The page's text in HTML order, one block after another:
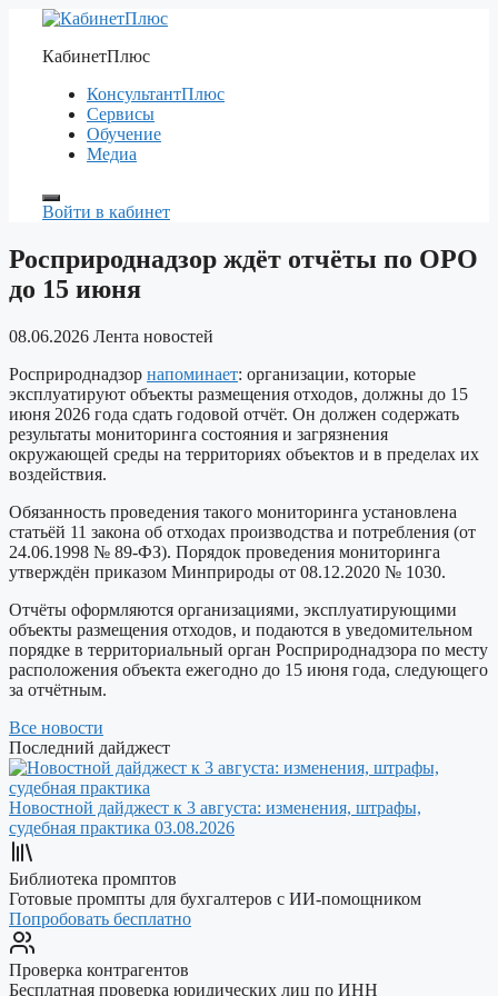
Перейти
содержимому
КабинетПлюс
КонсультантПлюс
Сервисы
Обучение
Медиа
Войти в кабинет
Росприроднадзор ждёт отчёты по ОРО
до 15 июня
08.06.2026 Лента новостей
Росприроднадзор напоминает: организации, которые
эксплуатируют объекты размещения отходов, должны до 15
июня 2026 года сдать годовой отчёт. Он должен содержать
результаты мониторинга состояния и загрязнения
окружающей среды на территориях объектов и в пределах их
воздействия.
Обязанность проведения такого мониторинга установлена
статьёй 11 закона об отходах производства и потребления (от
24.06.1998 № 89-ФЗ). Порядок проведения мониторинга
утверждён приказом Минприроды от 08.12.2020 № 1030.
Отчёты оформляются организациями, эксплуатирующими
объекты размещения отходов, и подаются в уведомительном
порядке в территориальный орган Росприроднадзора по месту
расположения объекта ежегодно до 15 июня года, следующего
за отчётным.
Все новости
Последний дайджест
Новостной дайджест к 3 августа: изменения, штрафы,
судебная практика 03.08.2026
Библиотека промптов
Готовые промпты для бухгалтеров с ИИ-помощником
Попробовать бесплатно
Проверка контрагентов
Бесплатная проверка юридических лиц по ИНН